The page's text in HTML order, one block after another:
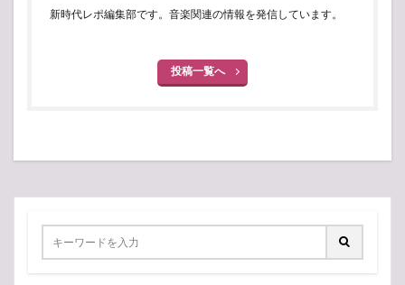
新時代レポ編集部です。音楽関連の情報を発信しています。
投稿一覧へ